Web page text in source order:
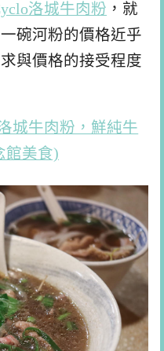
洛城牛肉粉 ，就
碗河粉的價格近乎
與價格的接受程度
城牛肉粉，鮮純牛
館美食)